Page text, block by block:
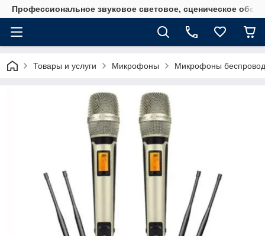
Профессиональное звуковое световое, сценическое
Товары и услуги Микрофоны Микрофоны